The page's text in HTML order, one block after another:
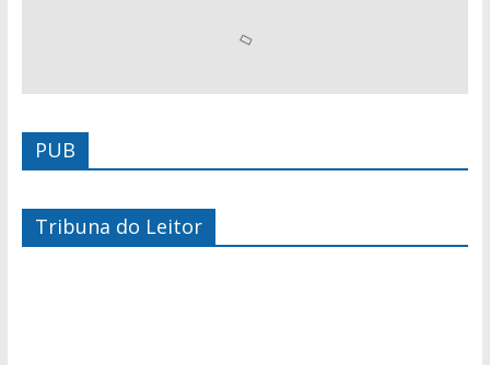
PUB
Tribuna do Leitor